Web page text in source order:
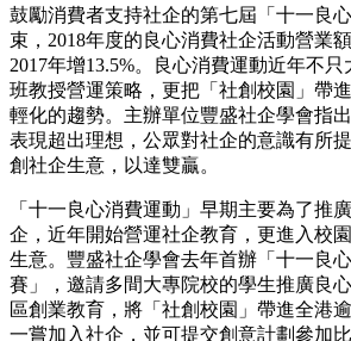
鼓勵消費者支持社企的第七屆「十一良
束，2018年度的良心消費社企活動營業
2017年增13.5%。良心消費運動近年不
班教授營運策略，更把「社創校園」帶
輕化的趨勢。主辦單位豐盛社企學會指
表現超出理想，公眾對社企的意識有所
創社企生意，以達雙贏。
「十一良心消費運動」早期主要為了推
企，近年開始營運社企教育，更進入校
生意。豐盛社企學會去年首辦「十一良
賽」，邀請多間大專院校的學生推廣良
區創業教育，將「社創校園」帶進全港
一嘗加入社企，並可提交創意計劃參加